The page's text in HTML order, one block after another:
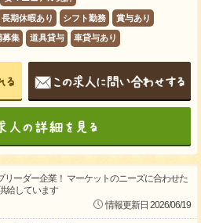
長期休暇あり シフト勤務 賞与あり
募集 道具貸与 車貸与あり
リーダー企業！ マーケットのニーズに合わせた
給しています
情報更新日 2026/06/19